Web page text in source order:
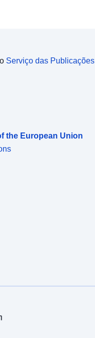
Serviço das Publicações
the European Union